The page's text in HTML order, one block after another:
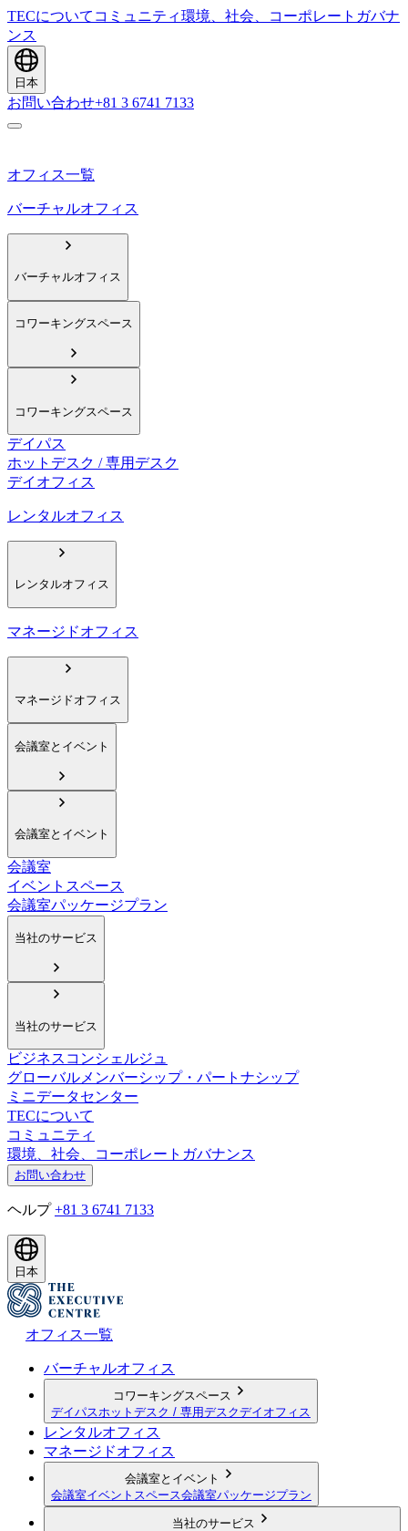
TECについて コミュニティ環境、社会、コーポレートガバナ
ンス
日本
お問い合わせ+81 3 6741 7133
オフィス一覧
バーチャルオフィス
バーチャルオフィス
コワーキングスペース
コワーキングスペース
デイパス
ホットデスク / 専用デスク
デイオフィス
レンタルオフィス
レンタルオフィス
マネージドオフィス
マネージドオフィス
会議室とイベント
会議室とイベント
会議室
イベントスペース
会議室パッケージプラン
当社のサービス
当社のサービス
ビジネスコンシェルジュ
グローバルメンバーシップ・パートナシップ
ミニデータセンター
TECについて
コミュニティ
環境、社会、コーポレートガバナンス
お問い合わせ
ヘルプ +81 3 6741 7133
日本
オフィス一覧
バーチャルオフィス
コワーキングスペース
デイパス ホットデスク / 専用デスクデイオフィス
レンタルオフィス
マネージドオフィス
会議室とイベント
会議室イベントスペース会議室パッケージプラン
当社のサービス